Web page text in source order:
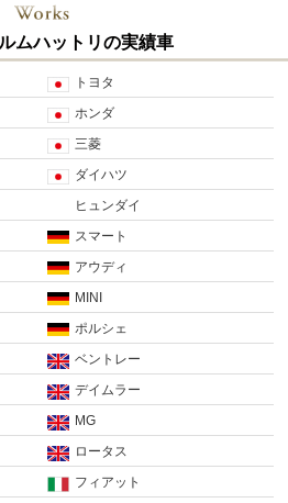
ムハットリの実績車
トヨタ
ホンダ
三菱
ダイハツ
ヒュンダイ
スマート
アウディ
MINI
ポルシェ
ベントレー
デイムラー
MG
ロータス
フィアット